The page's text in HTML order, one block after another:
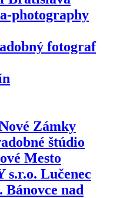
photography
fotograf
Zámky
štúdio
Mesto
Lučenec
nad